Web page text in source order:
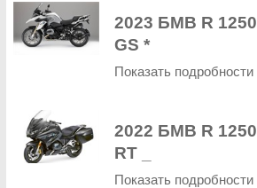
2023 БМВ R 1250
GS *
Показать подробности
2022 БМВ R 1250
RT _
Показать подробности